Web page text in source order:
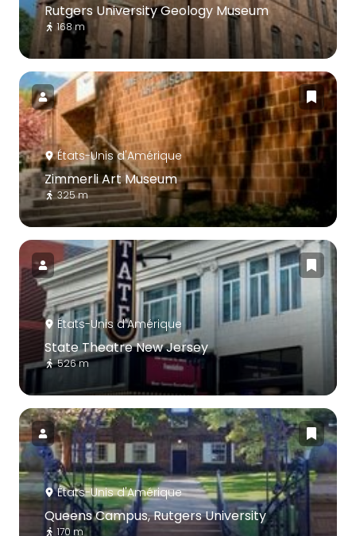
Rutgers University Geology Museum
168 m
États-Unis d'Amérique
Zimmerli Art Museum
325 m
États-Unis d'Amérique
State Theatre New Jersey
526 m
États-Unis d'Amérique
Queens Campus, Rutgers University
170 m